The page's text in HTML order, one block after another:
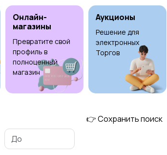
картридеры
Онлайн-
магазины
Превратите свой
профиль в
полноценный
магазин
Аукционы
Решение для
электронных
Торгов
👉 Сохранить поиск